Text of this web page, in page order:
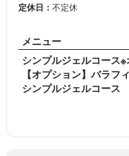
定休日： 不定休
メニュー
シンプルジェルコース※
シンプルジェルコース